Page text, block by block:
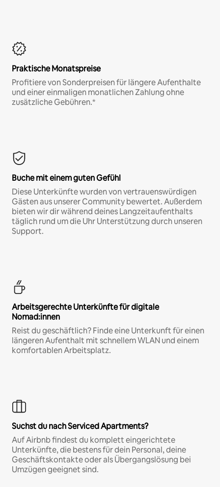
Praktische Monatspreise
Profitiere von Sonderpreisen für längere Aufenthalte
und einer einmaligen monatlichen Zahlung ohne
zusätzliche Gebühren.*
Buche mit einem guten Gefühl
Diese Unterkünfte wurden von vertrauenswürdigen
Gästen aus unserer Community bewertet. Außerdem
bieten wir dir während deines Langzeitaufenthalts
täglich rund um die Uhr Unterstützung durch unseren
Support.
Arbeitsgerechte Unterkünfte für digitale
Nomad:innen
Reist du geschäftlich? Finde eine Unterkunft für einen
längeren Aufenthalt mit schnellem WLAN und einem
komfortablen Arbeitsplatz.
Suchst du nach Serviced Apartments?
Auf Airbnb findest du komplett eingerichtete
Unterkünfte, die bestens für dein Personal, deine
Geschäftskontakte oder als Übergangslösung bei
Umzügen geeignet sind.